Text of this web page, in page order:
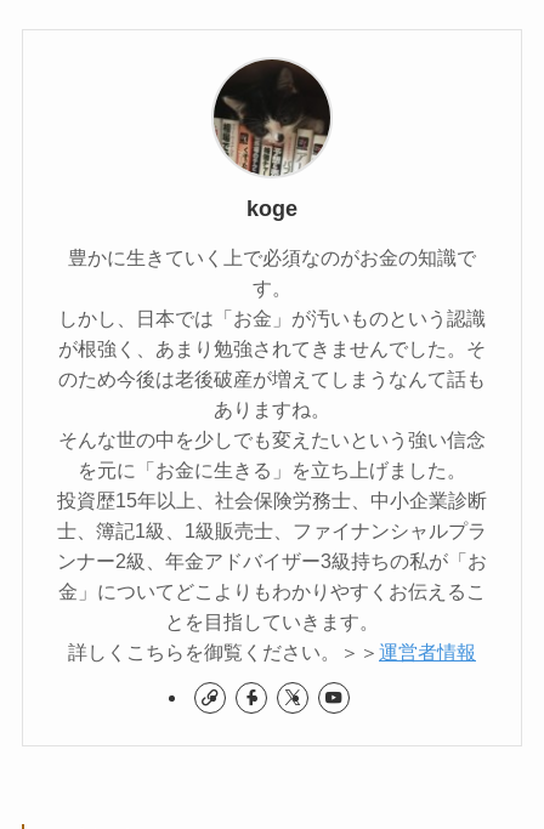
koge
豊かに生きていく上で必須なのがお金の知識で
す。
しかし、日本では「お金」が汚いものという認識
が根強く、あまり勉強されてきませんでした。そ
のため今後は老後破産が増えてしまうなんて話も
ありますね。
そんな世の中を少しでも変えたいという強い信念
を元に「お金に生きる」を立ち上げました。
投資歴15年以上、社会保険労務士、中小企業診断
士、簿記1級、1級販売士、ファイナンシャルプラ
ンナー2級、年金アドバイザー3級持ちの私が「お
金」についてどこよりもわかりやすくお伝えるこ
とを目指していきます。
詳しくこちらを御覧ください。＞＞ 運営者情報